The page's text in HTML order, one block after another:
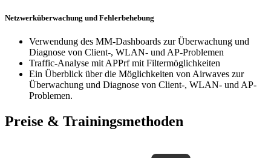
Netzwerküberwachung und Fehlerbehebung
Verwendung des MM-Dashboards zur Überwachung und
Diagnose von Client-, WLAN- und AP-Problemen
Traffic-Analyse mit APPrf mit Filtermöglichkeiten
Ein Überblick über die Möglichkeiten von Airwaves zur
Überwachung und Diagnose von Client-, WLAN- und AP-
Problemen.
Preise & Trainingsmethoden